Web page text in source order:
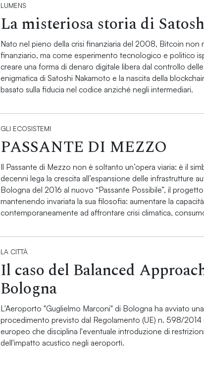
LUMENS
La misteriosa storia di
Nato nel pieno della crisi finanziaria del 2008, Bitcoin non
finanziario, ma come esperimento tecnologico e politico
creare una forma di denaro digitale libera dal controllo
enigmatica di Satoshi Nakamoto e la nascita della
basato sulla fiducia nel codice anziché negli intermediari.
GLI ECOSISTEMI
PASSANTE DI MEZZO
Il Passante di Mezzo non è soltanto un’opera viaria: è il
decenni lega la crescita all’espansione delle infrastrutture
Bologna del 2016 al nuovo “Passante Possibile”, il
mantenendo invariata la sua filosofia: aumentare la
contemporaneamente ad affrontare crisi climatica,
LA CITTÀ
Il caso del Balanced
Bologna
L'Aeroporto "Guglielmo Marconi" di Bologna ha avviato
procedimento previsto dal Regolamento (UE) n. 598/2014
europeo che disciplina l'eventuale introduzione di
dell'impatto acustico negli aeroporti.